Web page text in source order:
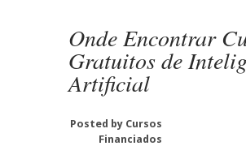
Onde Encontrar
Gratuitos de
Artificial
Posted by Cursos
Financiados